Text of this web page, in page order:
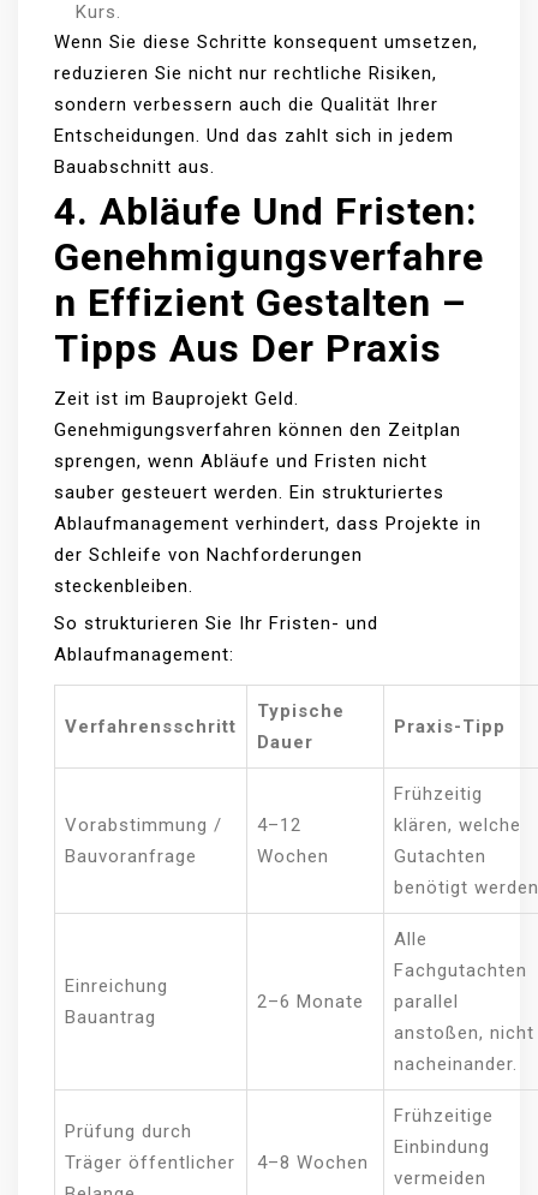
Kurs.
Wenn Sie diese Schritte konsequent umsetzen,
reduzieren Sie nicht nur rechtliche Risiken,
sondern verbessern auch die Qualität Ihrer
Entscheidungen. Und das zahlt sich in jedem
Bauabschnitt aus.
4. Abläufe Und Fristen:
Genehmigungsverfahre
N Effizient Gestalten –
Tipps Aus Der Praxis
Zeit ist im Bauprojekt Geld.
Genehmigungsverfahren können den Zeitplan
sprengen, wenn Abläufe und Fristen nicht
sauber gesteuert werden. Ein strukturiertes
Ablaufmanagement verhindert, dass Projekte in
der Schleife von Nachforderungen
steckenbleiben.
So strukturieren Sie Ihr Fristen- und
Ablaufmanagement:
Verfahrensschritt
Typische
Dauer
Praxis-Tipp
Vorabstimmung /
Bauvoranfrage
4–12
Wochen
Frühzeitig
klären, welche
Gutachten
benötigt
Einreichung
Bauantrag
2–6 Monate
Alle
Fachgutachten
parallel
anstoßen, nicht
nacheinander.
Prüfung durch
Träger öffentlicher
4–8 Wochen
Frühzeitige
Einbindung
vermeiden